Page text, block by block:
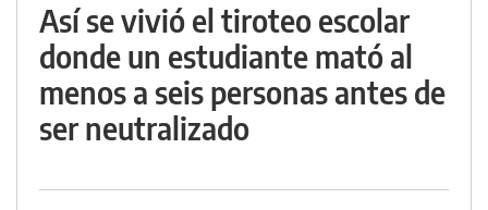
Así se vivió el tiroteo escolar
donde un estudiante mató al
menos a seis personas antes de
ser neutralizado